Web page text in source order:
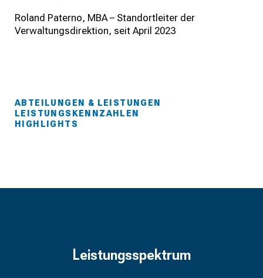
Roland Paterno, MBA – Standortleiter der
Verwaltungsdirektion, seit April 2023
ABTEILUNGEN & LEISTUNGEN
LEISTUNGSKENNZAHLEN
HIGHLIGHTS
Leistungsspektrum